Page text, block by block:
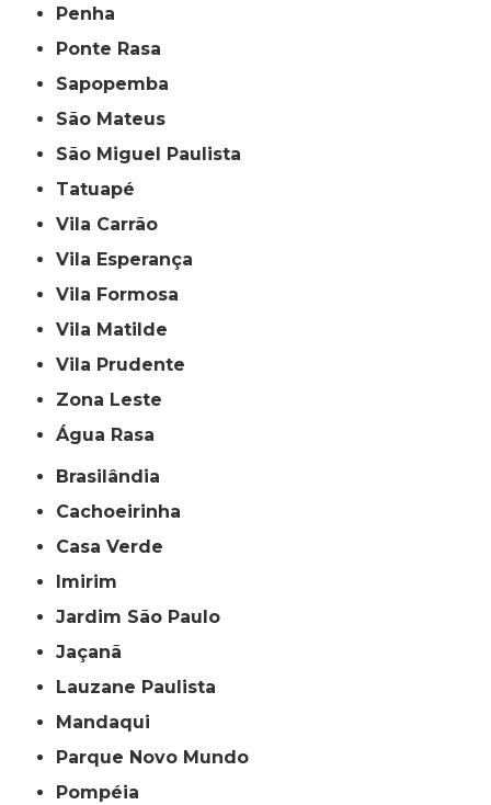
Penha
Ponte Rasa
Sapopemba
São Mateus
São Miguel Paulista
Tatuapé
Vila Carrão
Vila Esperança
Vila Formosa
Vila Matilde
Vila Prudente
Zona Leste
Água Rasa
Brasilândia
Cachoeirinha
Casa Verde
Imirim
Jardim São Paulo
Jaçanã
Lauzane Paulista
Mandaqui
Parque Novo Mundo
Pompéia